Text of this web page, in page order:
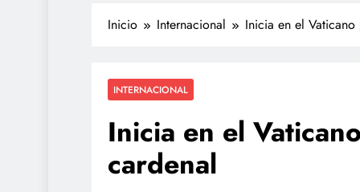
Inicio Internacional Inicia en el
INTERNACIONAL
Inicia en el
cardenal